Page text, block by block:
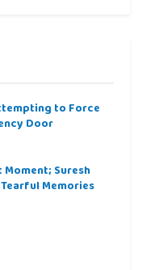
to Force
Door
Suresh
Memories